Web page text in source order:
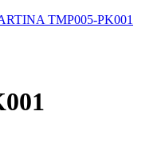
TMP005-PK001